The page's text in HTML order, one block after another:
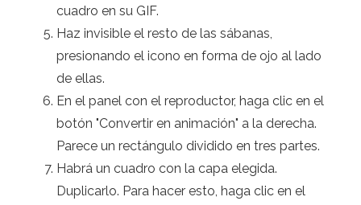
cuadro en su GIF.
Haz invisible el resto de las sábanas,
presionando el icono en forma de ojo al lado
de ellas.
En el panel con el reproductor, haga clic en el
botón "Convertir en animación" a la derecha.
Parece un rectángulo dividido en tres partes.
Habrá un cuadro con la capa elegida.
Duplicarlo. Para hacer esto, haga clic en el